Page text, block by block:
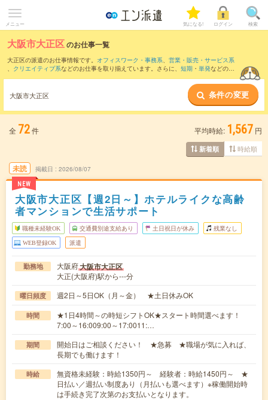
メニュー 気になる! ログイン 検索
大阪市大正区のお仕事一覧
大正区の派遣のお仕事情報です。 オフィスワーク・事務系、 営業・販売・サービス系
、 クリエイティブ系などのお仕事を取り揃えています。さらに、 短期 ・ 単発などの期
また、西区・浪速区
など隣接エリアのお仕事もご確認いた
だけます。
大阪市大正区 条件の変更
全 72件 平均時給: 1,567 円
新着順 時給順
未読
NEW
掲載日 2026/08/07
大阪市大正区【週2日～】ホテルライクな高齢
者マンションで生活サポート
職種未経験OK 交通費別途支給あり 土日祝日が休み 残業なし
WEB登録OK 派遣
勤務地 大阪府大阪市大正区
大正(大阪府)駅から---分
曜日頻度 週2日～5日OK（月～金） ★土日休みOK
時間
★1日4時間～の時短シフトOK★スタート時間選べます！
7:00～16:009:00～17:0011:…
期間
開始日はご相談ください！ ★急募 ★職場が気に入れば、
長期でも働けます！
時給
無資格未経験：時給1350円～ 経験者：時給1450円～ ★
日払い／週払い制度あり（月払いも選べます）※稼働開始時
は手続き完了次第のお支払いとなります。